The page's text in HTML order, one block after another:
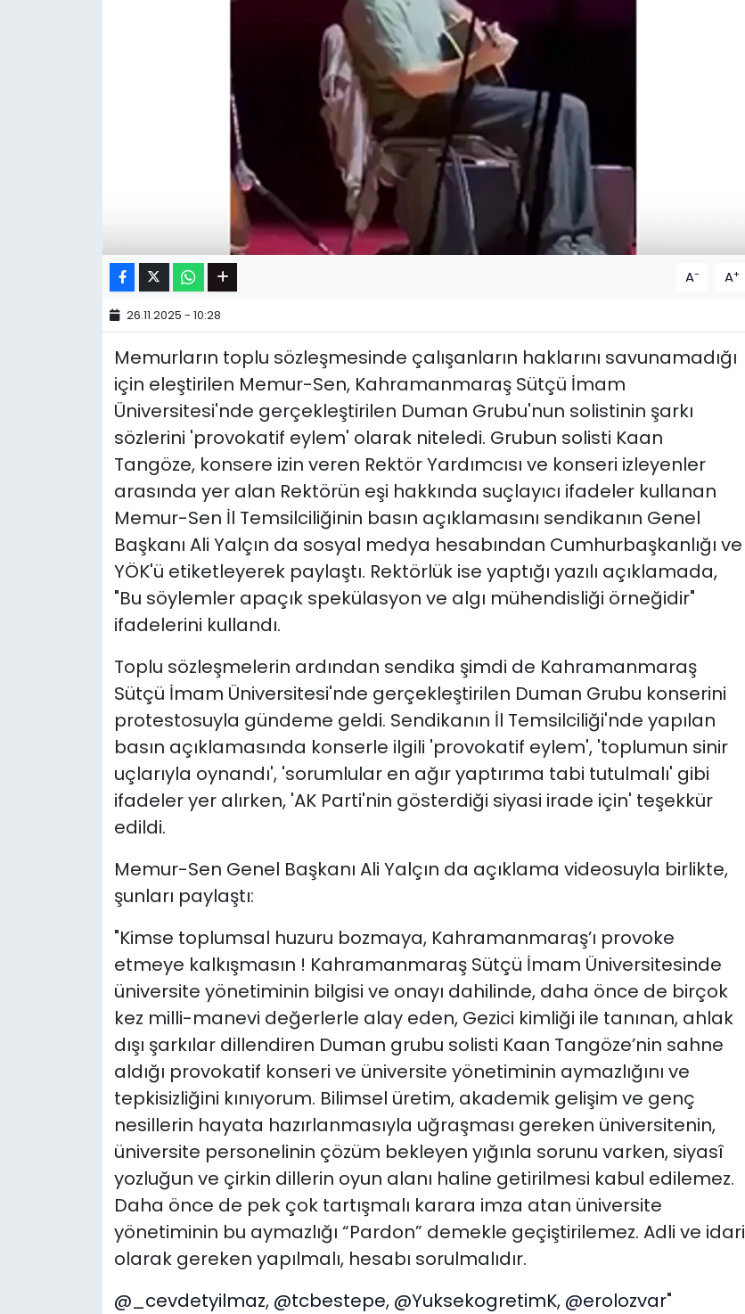
A- A+
26.11.2025 - 10:28
Memurların toplu sözleşmesinde çalışanların haklarını savunamadığı
için eleştirilen Memur-Sen, Kahramanmaraş Sütçü İmam
Üniversitesi'nde gerçekleştirilen Duman Grubu'nun solistinin şarkı
sözlerini 'provokatif eylem' olarak niteledi. Grubun solisti Kaan
Tangöze, konsere izin veren Rektör Yardımcısı ve konseri izleyenler
arasında yer alan Rektörün eşi hakkında suçlayıcı ifadeler kullanan
Memur-Sen İl Temsilciliğinin basın açıklamasını sendikanın Genel
Başkanı Ali Yalçın da sosyal medya hesabından Cumhurbaşkanlığı ve
YÖK'ü etiketleyerek paylaştı. Rektörlük ise yaptığı yazılı açıklamada,
"Bu söylemler apaçık spekülasyon ve algı mühendisliği örneğidir"
ifadelerini kullandı.
Toplu sözleşmelerin ardından sendika şimdi de Kahramanmaraş
Sütçü İmam Üniversitesi'nde gerçekleştirilen Duman Grubu konserini
protestosuyla gündeme geldi. Sendikanın İl Temsilciliği'nde yapılan
basın açıklamasında konserle ilgili 'provokatif eylem', 'toplumun sinir
uçlarıyla oynandı', 'sorumlular en ağır yaptırıma tabi tutulmalı' gibi
ifadeler yer alırken, 'AK Parti'nin gösterdiği siyasi irade için' teşekkür
edildi.
Memur-Sen Genel Başkanı Ali Yalçın da açıklama videosuyla birlikte,
şunları paylaştı:
"Kimse toplumsal huzuru bozmaya, Kahramanmaraş’ı provoke
etmeye kalkışmasın ! Kahramanmaraş Sütçü İmam Üniversitesinde
üniversite yönetiminin bilgisi ve onayı dahilinde, daha önce de birçok
kez milli-manevi değerlerle alay eden, Gezici kimliği ile tanınan, ahlak
dışı şarkılar dillendiren Duman grubu solisti Kaan Tangöze’nin sahne
aldığı provokatif konseri ve üniversite yönetiminin aymazlığını ve
tepkisizliğini kınıyorum. Bilimsel üretim, akademik gelişim ve genç
nesillerin hayata hazırlanmasıyla uğraşması gereken üniversitenin,
üniversite personelinin çözüm bekleyen yığınla sorunu varken, siyasî
yozluğun ve çirkin dillerin oyun alanı haline getirilmesi kabul edilemez.
Daha önce de pek çok tartışmalı karara imza atan üniversite
yönetiminin bu aymazlığı “Pardon” demekle geçiştirilemez. Adli ve idari
olarak gereken yapılmalı, hesabı sorulmalıdır.
@_cevdetyilmaz, @tcbestepe, @YuksekogretimK, @erolozvar"